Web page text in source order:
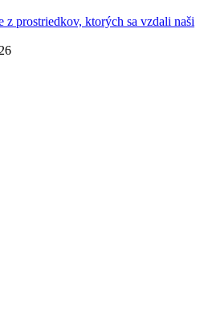
prostriedkov, ktorých sa vzdali naši